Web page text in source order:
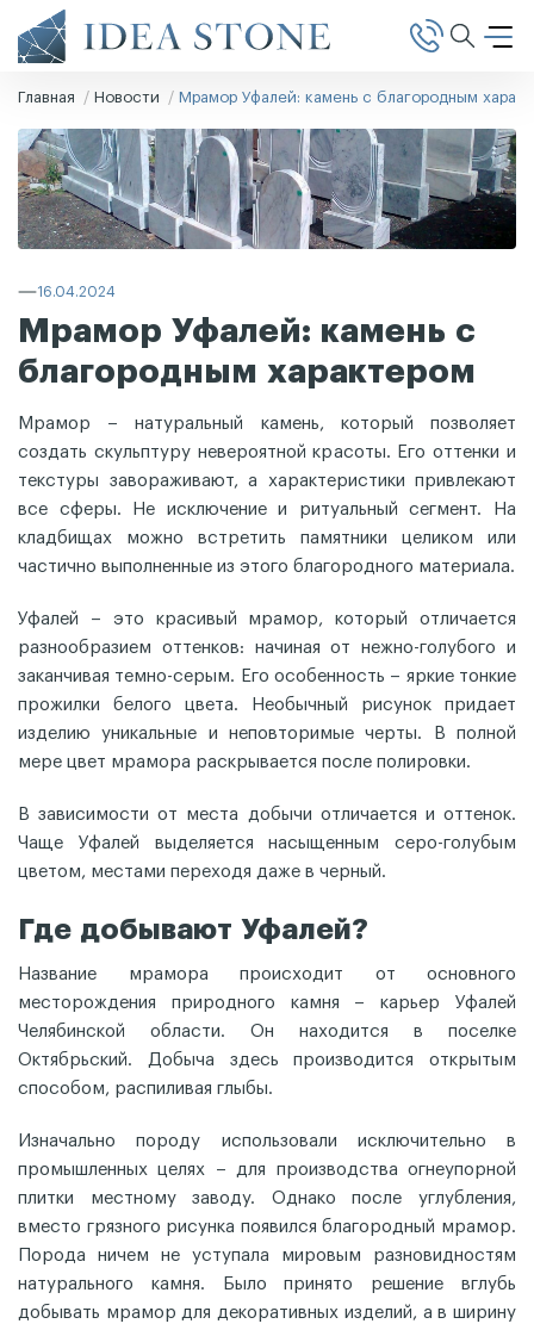
Главная Новости Мрамор Уфалей: камень с благородным
16.04.2024
Мрамор Уфалей: камень с
благородным характером
Мрамор – натуральный камень, который позволяет
создать скульптуру невероятной красоты. Его оттенки и
текстуры завораживают, а характеристики привлекают
все сферы. Не исключение и ритуальный сегмент. На
кладбищах можно встретить памятники целиком или
частично выполненные из этого благородного материала.
​Уфалей – это красивый мрамор, который отличается
разнообразием оттенков: начиная от нежно-голубого и
заканчивая темно-серым. Его особенность – яркие тонкие
прожилки белого цвета. Необычный рисунок придает
изделию уникальные и неповторимые черты. В полной
мере цвет мрамора раскрывается после полировки.
В зависимости от места добычи отличается и оттенок.
Чаще Уфалей выделяется насыщенным серо-голубым
цветом, местами переходя даже в черный.
Где добывают Уфалей?
Название мрамора происходит от основного
месторождения природного камня – карьер Уфалей
Челябинской области. Он находится в поселке
Октябрьский. Добыча здесь производится открытым
способом, распиливая глыбы.
Изначально породу использовали исключительно в
промышленных целях – для производства огнеупорной
плитки местному заводу. Однако после углубления,
вместо грязного рисунка появился благородный мрамор.
Порода ничем не уступала мировым разновидностям
натурального камня. Было принято решение вглубь
добывать мрамор для декоративных изделий, а в ширину